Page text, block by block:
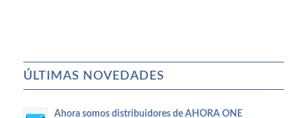
ÚLTIMAS NOVEDADES
Ahora somos distribuidores de AHORA ONE